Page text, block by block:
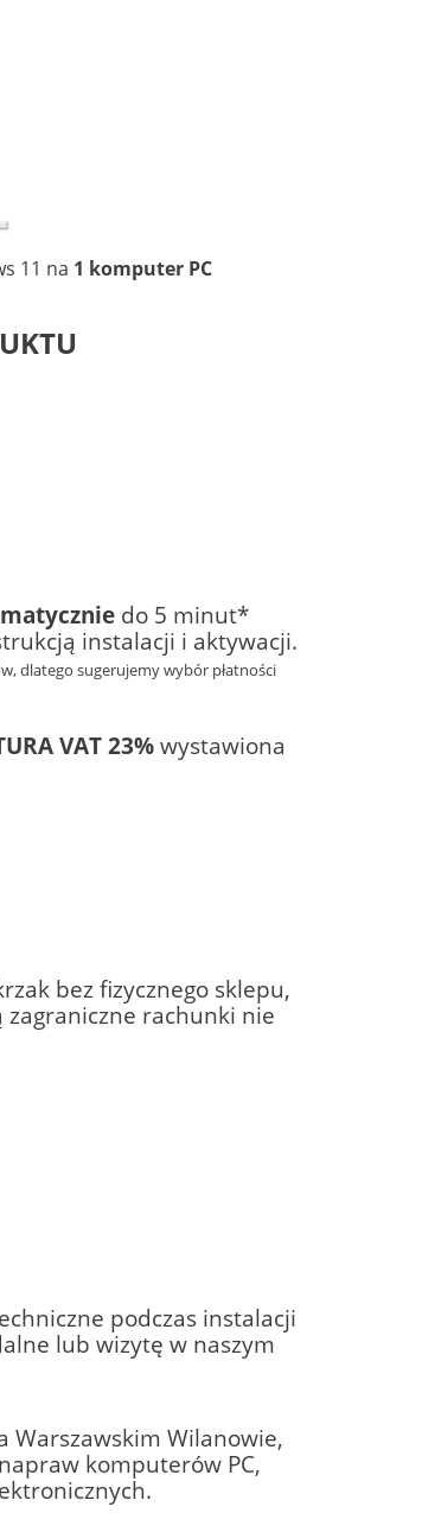
11 na 1 komputer PC
do 5 minut*
instalacji i aktywacji.
dlatego sugerujemy wybór płatności
VAT 23% wystawiona
bez fizycznego sklepu,
rachunki nie
podczas instalacji
lub wizytę w naszym
Warszawskim Wilanowie,
komputerów PC,